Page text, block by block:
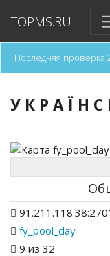
TOPMS.RU
Последняя проверка
fy_pool_day
9 из 32